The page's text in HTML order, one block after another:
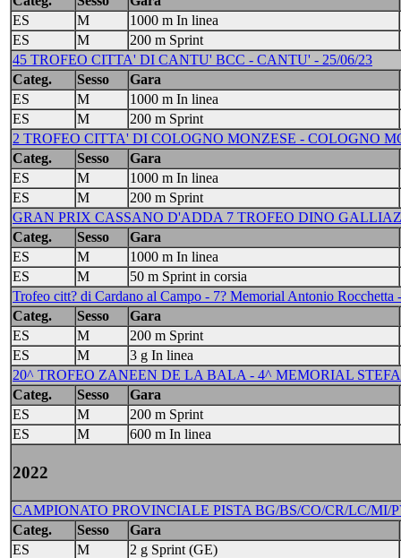
ES
M
1000 m In linea
ES
M
200 m Sprint
45 TROFEO CITTA' DI CANTU' BCC - CANTU' - 25/06/23
Categ.
Sesso
Gara
ES
M
1000 m In linea
ES
M
200 m Sprint
2 TROFEO CITTA' DI COLOGNO MONZESE - COLOGNO
Categ.
Sesso
Gara
ES
M
1000 m In linea
ES
M
200 m Sprint
GRAN PRIX CASSANO D'ADDA 7 TROFEO DINO
Categ.
Sesso
Gara
ES
M
1000 m In linea
ES
M
50 m Sprint in corsia
Trofeo citt? di Cardano al Campo - 7? Memorial Antonio
Categ.
Sesso
Gara
ES
M
200 m Sprint
ES
M
3 g In linea
20^ TROFEO ZANEEN DE LA BALA - 4^ MEMORIAL
Categ.
Sesso
Gara
ES
M
200 m Sprint
ES
M 600 m In linea
2022
CAMPIONATO PROVINCIALE PISTA BG/BS/CO/CR/LC/MI/
Categ.
Sesso
Gara
ES
M
2 g Sprint (GE)